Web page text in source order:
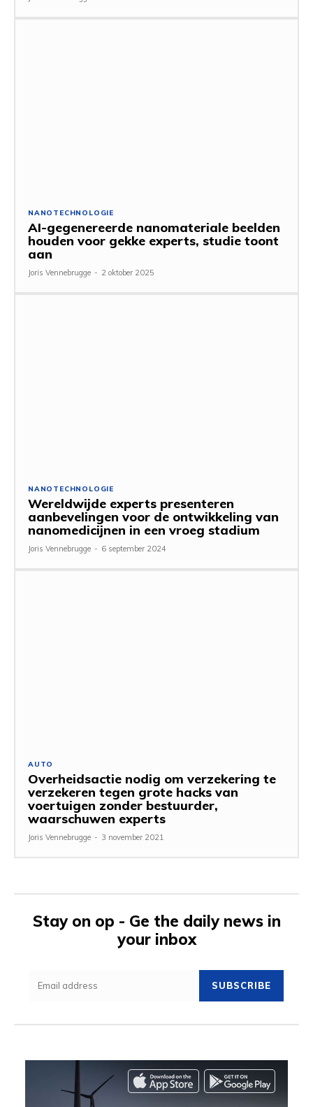
NANOTECHNOLOGIE
AI-gegenereerde nanomateriale beelden
houden voor gekke experts, studie toont
aan
Joris Vennebrugge - 2 oktober 2025
NANOTECHNOLOGIE
Wereldwijde experts presenteren
aanbevelingen voor de ontwikkeling van
nanomedicijnen in een vroeg stadium
Joris Vennebrugge - 6 september 2024
AUTO
Overheidsactie nodig om verzekering te
verzekeren tegen grote hacks van
voertuigen zonder bestuurder,
waarschuwen experts
Joris Vennebrugge - 3 november 2021
Stay on op - Ge the daily news in
your inbox
SUBSCRIBE